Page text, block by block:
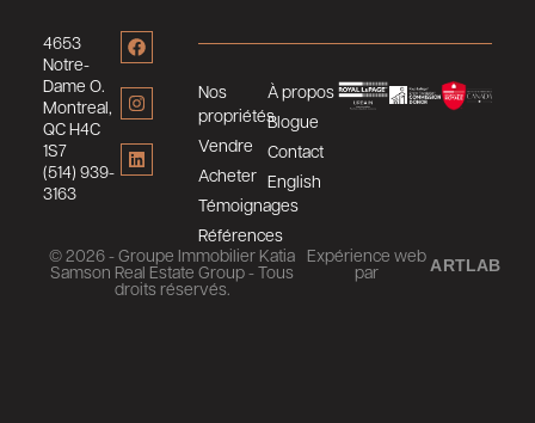
4653
Notre-
Dame O.
Montreal,
QC H4C
1S7
(514) 939-
3163
Nos
propriétés
Vendre
Acheter
Témoignages
Références
À propos
Blogue
Contact
English
© 2026 - Groupe Immobilier Katia
Samson Real Estate Group - Tous
droits réservés.
Expérience web
par ARTLAB